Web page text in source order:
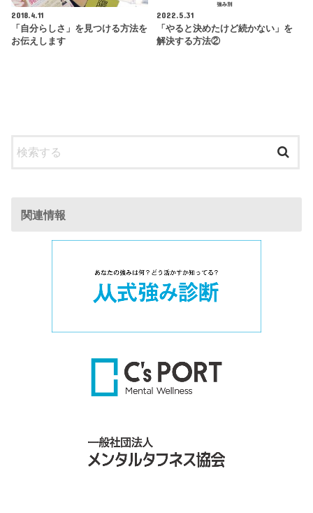
2018.4.11
「自分らしさ」を見つける方法を
お伝えします
2022.5.31
「やると決めたけど続かない」を
解決する方法②
関連情報